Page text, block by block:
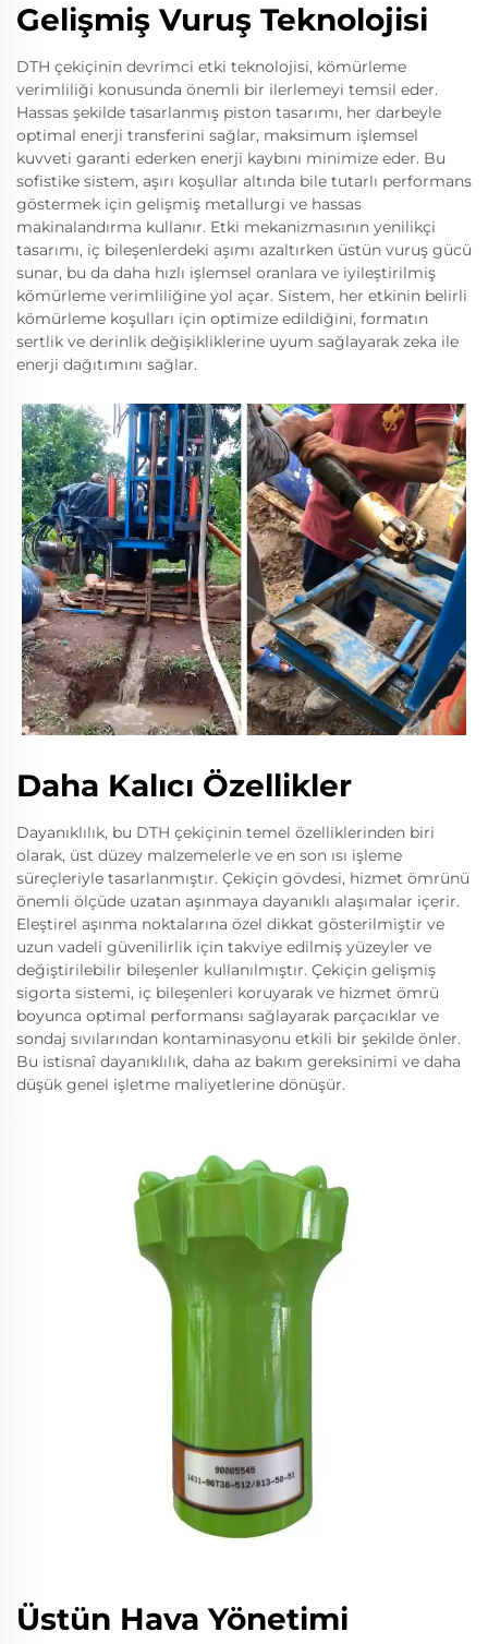
Gelişmiş Vuruş Teknolojisi
DTH çekiçinin devrimci etki teknolojisi, kömürleme
verimliliği konusunda önemli bir ilerlemeyi temsil eder.
Hassas şekilde tasarlanmış piston tasarımı, her darbeyle
optimal enerji transferini sağlar, maksimum işlemsel
kuvveti garanti ederken enerji kaybını minimize eder. Bu
sofistike sistem, aşırı koşullar altında bile tutarlı performans
göstermek için gelişmiş metallurgi ve hassas
makinalandırma kullanır. Etki mekanizmasının yenilikçi
tasarımı, iç bileşenlerdeki aşımı azaltırken üstün vuruş gücü
sunar, bu da daha hızlı işlemsel oranlara ve iyileştirilmiş
kömürleme verimliliğine yol açar. Sistem, her etkinin belirli
kömürleme koşulları için optimize edildiğini, formatın
sertlik ve derinlik değişikliklerine uyum sağlayarak zeka ile
enerji dağıtımını sağlar.
Daha Kalıcı Özellikler
Dayanıklılık, bu DTH çekiçinin temel özelliklerinden biri
olarak, üst düzey malzemelerle ve en son ısı işleme
süreçleriyle tasarlanmıştır. Çekiçin gövdesi, hizmet ömrünü
önemli ölçüde uzatan aşınmaya dayanıklı alaşımalar içerir.
Eleştirel aşınma noktalarına özel dikkat gösterilmiştir ve
uzun vadeli güvenilirlik için takviye edilmiş yüzeyler ve
değiştirilebilir bileşenler kullanılmıştır. Çekiçin gelişmiş
sigorta sistemi, iç bileşenleri koruyarak ve hizmet ömrü
boyunca optimal performansı sağlayarak parçacıklar ve
sondaj sıvılarından kontaminasyonu etkili bir şekilde önler.
Bu istisnaî dayanıklılık, daha az bakım gereksinimi ve daha
düşük genel işletme maliyetlerine dönüşür.
Üstün Hava Yönetimi